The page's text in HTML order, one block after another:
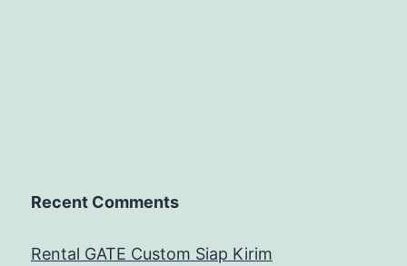
Recent Comments
Rental GATE Custom Siap Kirim